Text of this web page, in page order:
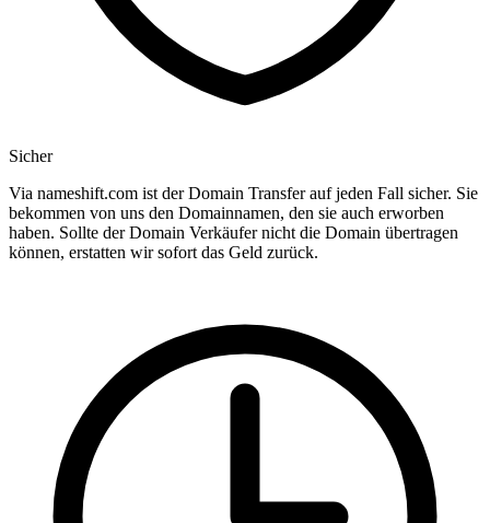
Sicher
Via nameshift.com ist der Domain Transfer auf jeden Fall sicher. Sie
bekommen von uns den Domainnamen, den sie auch erworben
haben. Sollte der Domain Verkäufer nicht die Domain übertragen
können, erstatten wir sofort das Geld zurück.